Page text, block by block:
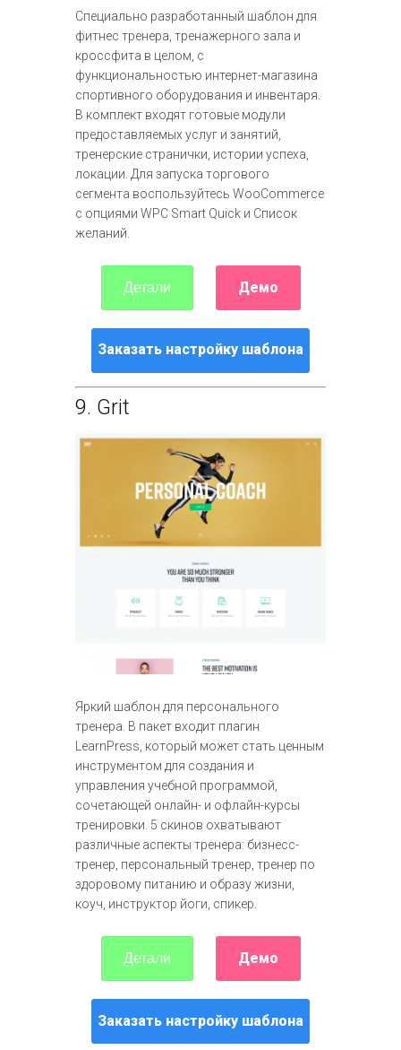
Специально разработанный шаблон для
фитнес тренера, тренажерного зала и
кроссфита в целом, с
функциональностью интернет-магазина
спортивного оборудования и инвентаря.
В комплект входят готовые модули
предоставляемых услуг и занятий,
тренерские странички, истории успеха,
локации. Для запуска торгового
сегмента воспользуйтесь WooCommerce
с опциями WPC Smart Quick и Список
желаний.
Детали Демо
Заказать настройку шаблона
9. Grit
Яркий шаблон для персонального
тренера. В пакет входит плагин
LearnPress, который может стать ценным
инструментом для создания и
управления учебной программой,
сочетающей онлайн- и офлайн-курсы
тренировки. 5 скинов охватывают
различные аспекты тренера: бизнесс-
тренер, персональный тренер, тренер по
здоровому питанию и образу жизни,
коуч, инструктор йоги, спикер.
Детали Демо
Заказать настройку шаблона